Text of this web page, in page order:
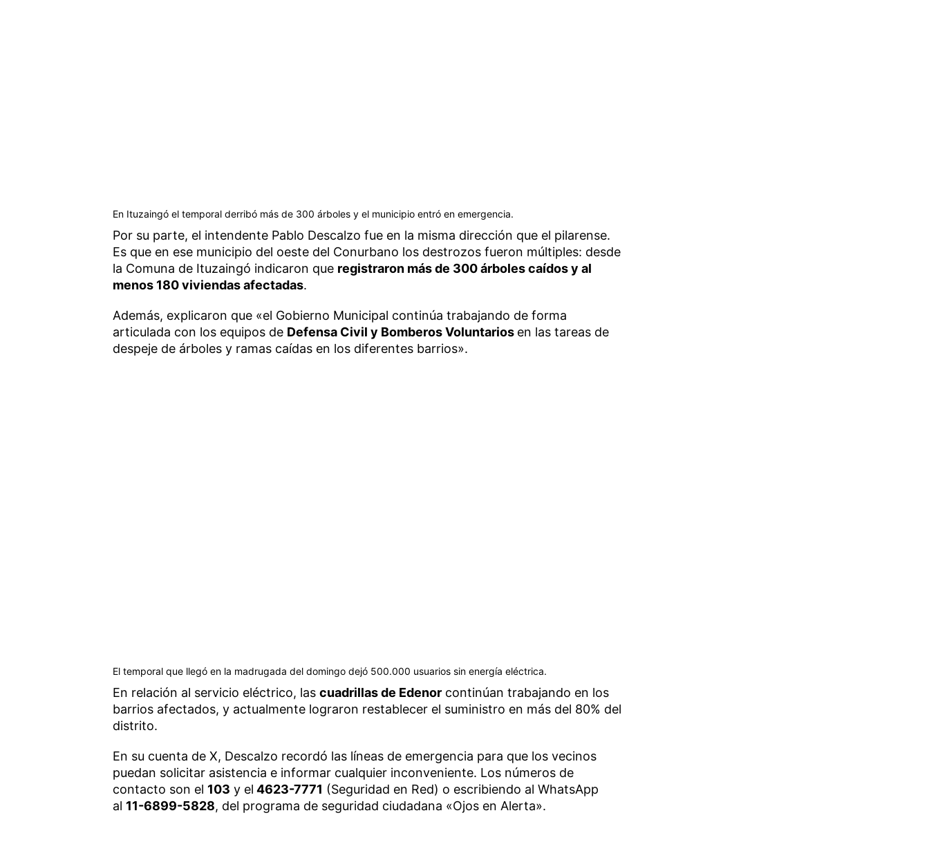
En Ituzaingó el temporal derribó más de 300 árboles y el municipio entró en emergencia.
Por su parte, el intendente Pablo Descalzo fue en la misma dirección que el pilarense.
Es que en ese municipio del oeste del Conurbano los destrozos fueron múltiples: desde
la Comuna de Ituzaingó indicaron que registraron más de 300 árboles caídos y al
menos 180 viviendas afectadas.
Además, explicaron que «el Gobierno Municipal continúa trabajando de forma
articulada con los equipos de Defensa Civil y Bomberos Voluntarios en las tareas de
despeje de árboles y ramas caídas en los diferentes barrios».
El temporal que llegó en la madrugada del domingo dejó 500.000 usuarios sin energía eléctrica.
En relación al servicio eléctrico, las cuadrillas de Edenorcontinúan trabajando en los
barrios afectados, y actualmente lograron restablecer el suministro en más del 80% del
distrito.
En su cuenta de X, Descalzo recordó las líneas de emergencia para que los vecinos
puedan solicitar asistencia e informar cualquier inconveniente. Los números de
contacto son el 103 y el 4623-7771 (Seguridad en Red) o escribiendo al WhatsApp
al 11-6899-5828, del programa de seguridad ciudadana «Ojos en Alerta».